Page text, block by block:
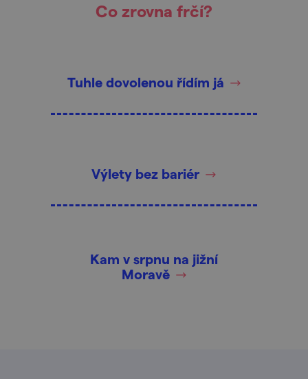
Co zrovna frčí?
Tuhle dovolenou řídím já
Výlety bez bariér
Kam v srpnu na jižní
Moravě